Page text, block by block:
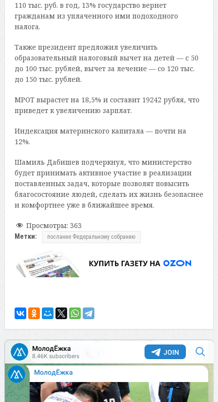
110 тыс. руб. в год, 13% государство вернет
гражданам из уплаченного ими подоходного
налога.
Также президент предложил увеличить
образовательный налоговый вычет на детей — с 50
до 100 тыс. рублей, вычет за лечение — со 120 тыс.
до 150 тыс. рублей.
МРОТ вырастет на 18,5% и составит 19242 рубля, что
приведет к увеличению зарплат.
Индексация материнского капитала — почти на
12%.
Шамиль Дабишев подчеркнул, что министерство
будет принимать активное участие в реализации
поставленных задач, которые позволят повысить
благосостояние людей, сделать их жизнь безопаснее
и комфортнее уже в ближайшее время.
Просмотры: 363
Метки: послание Федеральному собранию